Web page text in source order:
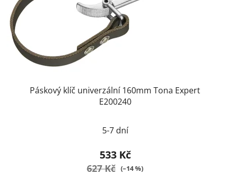
Páskový klíč univerzální 160mm Tona Expert
E200240
5-7 dní
533 Kč
627 Kč (–14 %)